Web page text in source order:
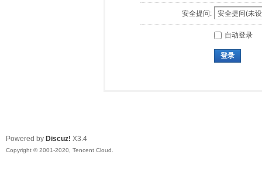
安全提问:
自动登录
登录
Powered by Discuz! X3.4
Copyright © 2001-2020, Tencent Cloud.